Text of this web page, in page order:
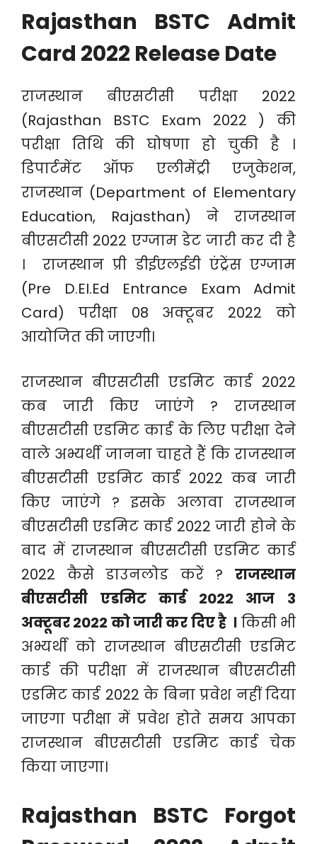
Rajasthan BSTC Admit
Card 2022 Release Date
राजस्थान बीएसटीसी परीक्षा 2022
(Rajasthan BSTC Exam 2022 ) की
परीक्षा तिथि की घोषणा हो चुकी है ।
डिपार्टमेंट ऑफ एलीमेंट्री एजुकेशन,
राजस्थान (Department of Elementary
Education, Rajasthan) ने राजस्थान
बीएसटीसी 2022 एग्जाम डेट जारी कर दी है
। राजस्थान प्री डीईएलईडी एंट्रेंस एग्जाम
(Pre D.EI.Ed Entrance Exam Admit
Card) परीक्षा 08 अक्टूबर 2022 को
आयोजित की जाएगी।
राजस्थान बीएसटीसी एडमिट कार्ड 2022
कब जारी किए जाएंगे ? राजस्थान
बीएसटीसी एडमिट कार्ड के लिए परीक्षा देने
वाले अभ्यर्थी जानना चाहते हैं कि राजस्थान
बीएसटीसी एडमिट कार्ड 2022 कब जारी
किए जाएंगे ? इसके अलावा राजस्थान
बीएसटीसी एडमिट कार्ड 2022 जारी होने के
बाद में राजस्थान बीएसटीसी एडमिट कार्ड
2022 कैसे डाउनलोड करें ? राजस्थान
बीएसटीसी एडमिट कार्ड 2022 आज 3
अक्टूबर 2022 को जारी कर दिए है । किसी भी
अभ्यर्थी को राजस्थान बीएसटीसी एडमिट
कार्ड की परीक्षा में राजस्थान बीएसटीसी
एडमिट कार्ड 2022 के बिना प्रवेश नहीं दिया
जाएगा परीक्षा में प्रवेश होते समय आपका
राजस्थान बीएसटीसी एडमिट कार्ड चेक
किया जाएगा।
Rajasthan BSTC Forgot